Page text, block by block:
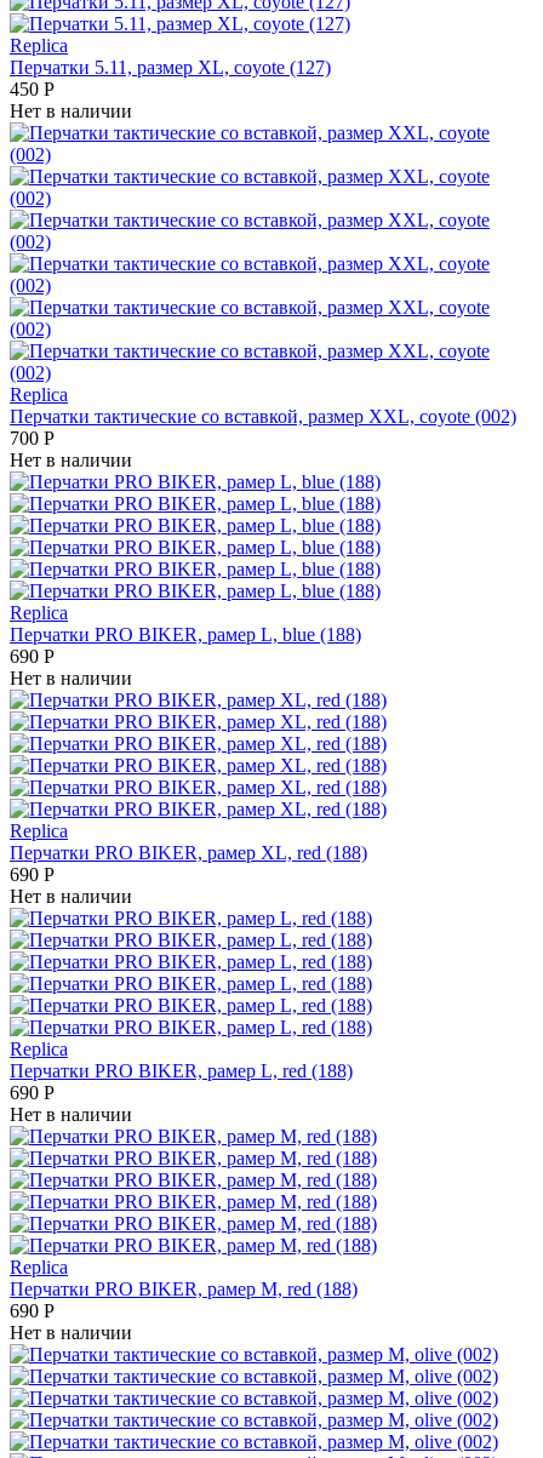
Replica
Перчатки 5.11, размер XL, coyote (127)
450 Р
Нет в наличии
Replica
Перчатки тактические со вставкой, размер XXL, coyote (002)
700 Р
Нет в наличии
Replica
Перчатки PRO BIKER, рамер L, blue (188)
690 Р
Нет в наличии
Replica
Перчатки PRO BIKER, рамер XL, red (188)
690 Р
Нет в наличии
Replica
Перчатки PRO BIKER, рамер L, red (188)
690 Р
Нет в наличии
Replica
Перчатки PRO BIKER, рамер М, red (188)
690 Р
Нет в наличии